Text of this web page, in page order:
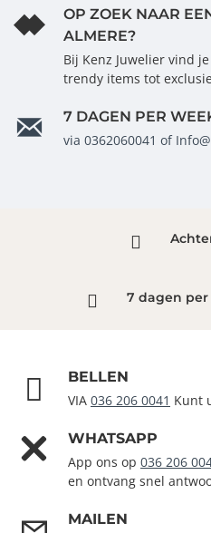
horloge is zorgvuldig
pols te passen.Dit horloge
trekt de aandacht met zijn
wijzerplaat, verfraaid met
nu van feesten houdt of
beleeft, de Dare Devil
metgezel. De lichtgevende
ƒ?oGlow in the darkƒ??
OP ZOEK NAAR
ALMERE?
Bij Kenz Juwelier vind
trendy items tot
7 DAGEN PER
via 0362060041 of
7 dagen
BELLEN
VIA 036 206 0041 Kunt
WHATSAPP
App ons op 036 206
en ontvang snel
MAILEN